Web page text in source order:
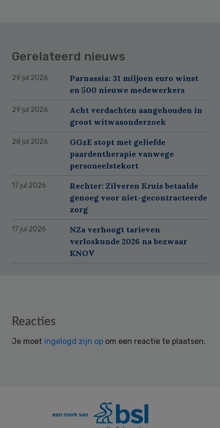
Gerelateerd nieuws
29 jul 2026
Parnassia: 31 miljoen euro winst
en 500 nieuwe medewerkers
29 jul 2026
Acht verdachten aangehouden in
groot witwasonderzoek
28 jul 2026
GGzE stopt met geliefde
paardentherapie vanwege
personeelstekort
17 jul 2026
Rechter: Zilveren Kruis betaalde
genoeg voor niet-gecontracteerde
zorg
17 jul 2026
NZa verhoogt tarieven
verloskunde 2026 na bezwaar
KNOV
Reader
Reacties
Je moet ingelogd zijn op om een reactie te plaatsen.